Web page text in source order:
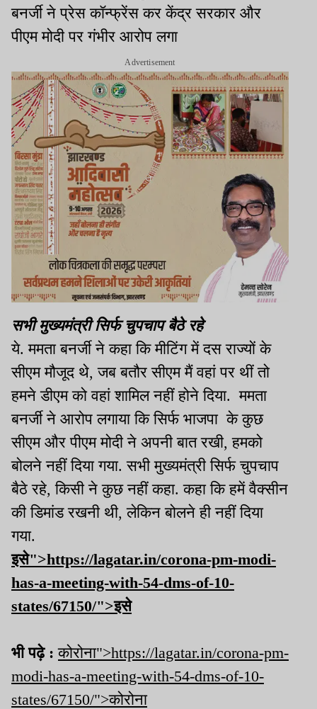
बनर्जी ने प्रेस कॉन्फ्रेंस कर केंद्र सरकार और
पीएम मोदी पर गंभीर आरोप लगा
Advertisement
सभी मुख्यमंत्री सिर्फ चुपचाप बैठे रहे
ये. ममता बनर्जी ने कहा कि मीटिंग में दस राज्यों के
सीएम मौजूद थे, जब बतौर सीएम मैं वहां पर थीं तो
हमने डीएम को वहां शामिल नहीं होने दिया. ममता
बनर्जी ने आरोप लगाया कि सिर्फ भाजपा के कुछ
सीएम और पीएम मोदी ने अपनी बात रखी, हमको
बोलने नहीं दिया गया. सभी मुख्यमंत्री सिर्फ चुपचाप
बैठे रहे, किसी ने कुछ नहीं कहा. कहा कि हमें वैक्सीन
की डिमांड रखनी थी, लेकिन बोलने ही नहीं दिया
गया.
इसे">https://lagatar.in/corona-pm-modi-
has-a-meeting-with-54-dms-of-10-
states/67150/">इसे
भी पढ़े :कोरोना">https://lagatar.in/corona-pm-
modi-has-a-meeting-with-54-dms-of-10-
states/67150/">कोरोना